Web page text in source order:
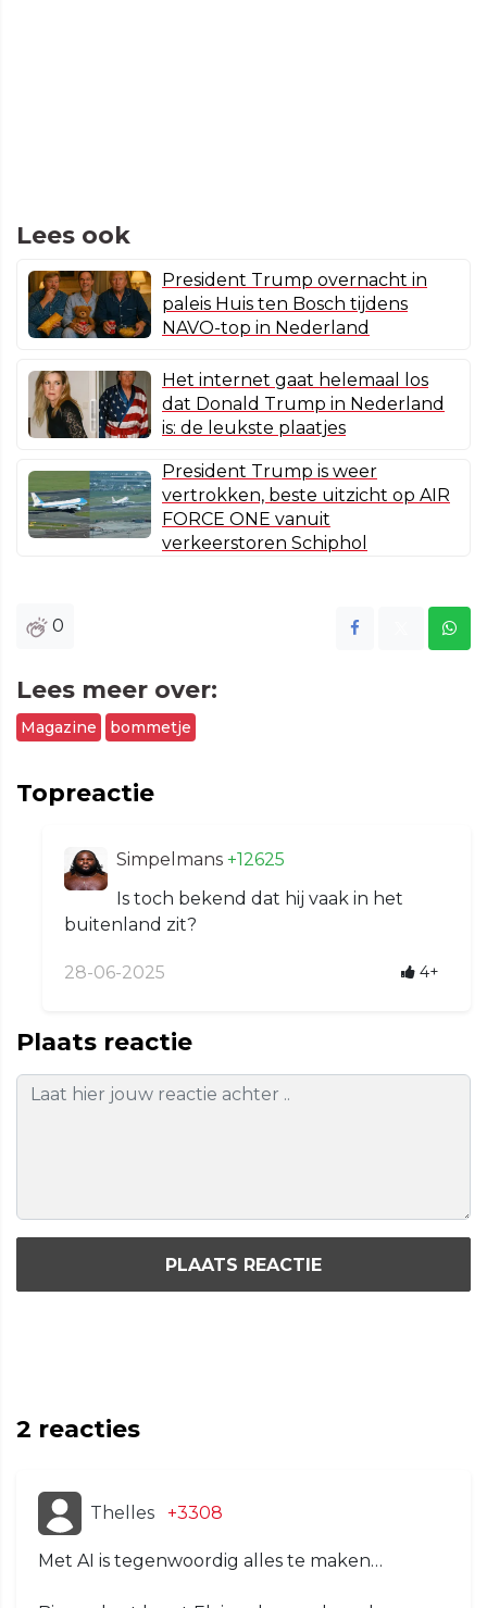
Lees ook
President Trump overnacht in
paleis Huis ten Bosch tijdens
NAVO-top in Nederland
Het internet gaat helemaal los
dat Donald Trump in Nederland
is: de leukste plaatjes
President Trump is weer
vertrokken, beste uitzicht op AIR
FORCE ONE vanuit
verkeerstoren Schiphol
0
Lees meer over:
Magazine bommetje
Topreactie
Simpelmans +12625
Is toch bekend dat hij vaak in het
buitenland zit?
28-06-2025 4+
Plaats reactie
PLAATS REACTIE
2 reacties
Thelles +3308
Met AI is tegenwoordig alles te maken…